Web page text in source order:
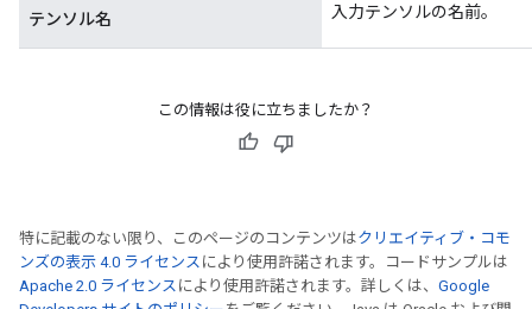
テンソル名 入力テンソルの名前。
この情報は役に立ちましたか？
特に記載のない限り、このページのコンテンツはクリエイティブ・コモ
ンズの表示 4.0 ライセンス により使用許諾されます。コードサンプルは
Apache 2.0 ライセンス により使用許諾されます。詳しくは、 Google